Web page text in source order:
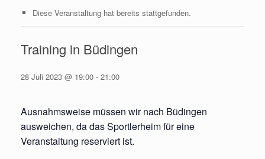
Diese Veranstaltung hat bereits stattgefunden.
Training in Büdingen
28 Juli 2023 @ 19:00 - 21:00
Ausnahmsweise müssen wir nach Büdingen
ausweichen, da das Sportlerheim für eine
Veranstaltung reserviert ist.